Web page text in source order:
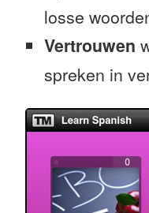
losse
Vertrouwen
spreken in